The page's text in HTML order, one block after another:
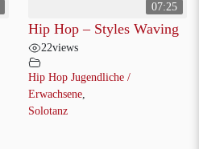
07:25
Hip Hop – Styles Waving
22views
Hip Hop Jugendliche /
Erwachsene,
Solotanz